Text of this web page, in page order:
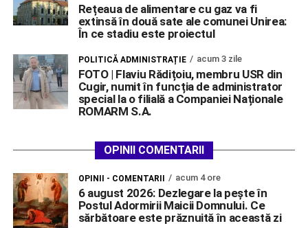
Rețeaua de alimentare cu gaz va fi
extinsă în două sate ale comunei Unirea:
În ce stadiu este proiectul
POLITICĂ ADMINISTRAȚIE acum 3 zile
FOTO | Flaviu Rădițoiu, membru USR din
Cugir, numit în funcția de administrator
special la o filială a Companiei Naționale
ROMARM S.A.
OPINII COMENTARII
OPINII - COMENTARII acum 4 ore
6 august 2026: Dezlegare la pește în
Postul Adormirii Maicii Domnului. Ce
sărbătoare este prăznuită în această zi